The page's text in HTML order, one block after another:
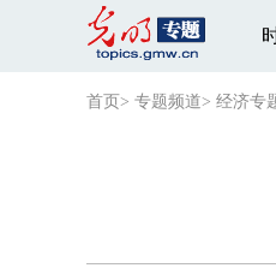
首页 > 专题频道> 经济专